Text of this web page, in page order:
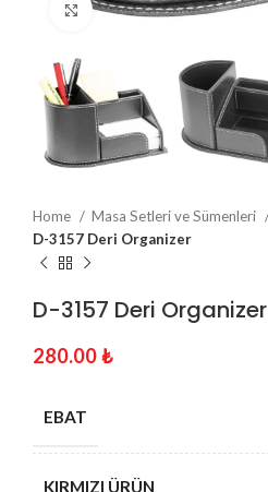
Click to enlarge
Home Masa Setleri ve Sümenleri
D-3157 Deri Organizer
D-3157 Deri Organizer
280.00₺
EBAT
KIRMIZI ÜRÜN